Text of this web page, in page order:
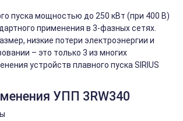
пуска мощностью до 250 кВт (при 400 В)
применения в 3-фазных сетях.
низкие потери электроэнергии и
– это только 3 из многих
устройств плавного пуска SIRIUS
УПП 3RW340